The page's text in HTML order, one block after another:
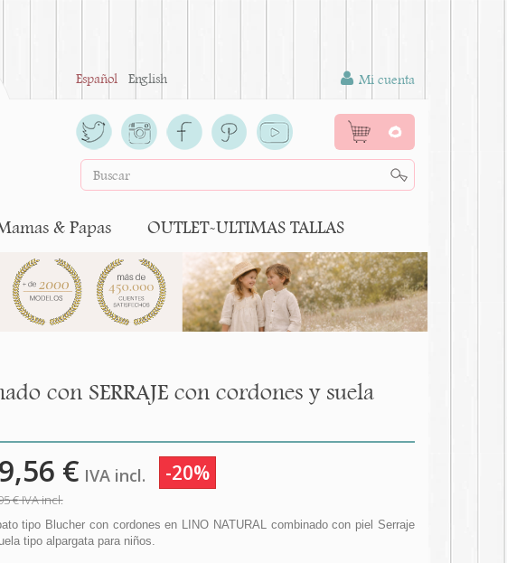
Español English Mi cuenta
0
& Papas OUTLET-ULTIMAS TALLAS
con SERRAJE con cordones y suela
€ IVA incl. -20%
€IVA incl.
tipo Blucher con cordones en LINO NATURAL combinado con piel Serraje
tipo alpargata para niños.